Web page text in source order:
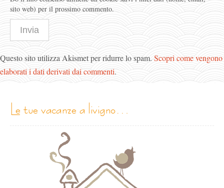
sito web) per il prossimo commento.
Questo sito utilizza Akismet per ridurre lo spam. Scopri come vengono
elaborati i dati derivati dai commenti.
le tue vacanze a livigno…